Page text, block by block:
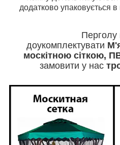
додатково упаковується в
доукомплектувати
москітною сіткою,
замовити у нас